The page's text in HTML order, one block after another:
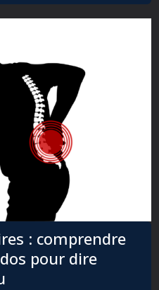
: comprendre
pour dire